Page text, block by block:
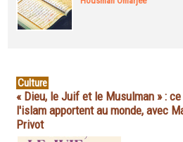
Culture
« Dieu, le Juif et le Musulman » :
l'islam apportent au monde, avec
Privot